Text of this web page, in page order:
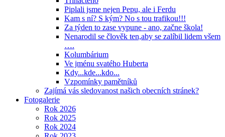
Piplali jsme nejen Pepu, ale i Ferdu
Kam s ní? S kým? No s tou trafikou!!!
Za týden to zase vypune - ano, začne škola!
Nenarodil se člověk ten,aby se zalíbil lidem všem
….
Kolumbárium
Ve jménu svatého Huberta
Kdy...kde...kdo...
Vzpomínky pamětníků
Zajímá vás sledovanost našich obecních stránek?
Fotogalerie
Rok 2026
Rok 2025
Rok 2024